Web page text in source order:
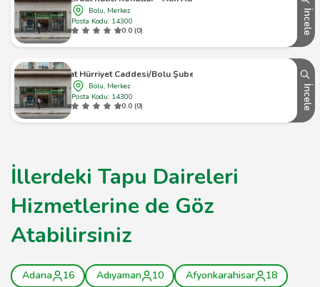
Bolu, Merkez
Posta Kodu: 14300
0.0 (0)
İncele
Ziraat Hürriyet Caddesi/Bolu Şubesi Atm
Bolu, Merkez
Posta Kodu: 14300
0.0 (0)
İncele
İllerdeki Tapu Daireleri
Hizmetlerine de Göz
Atabilirsiniz
Adana 16 Adıyaman 10 Afyonkarahisar
18